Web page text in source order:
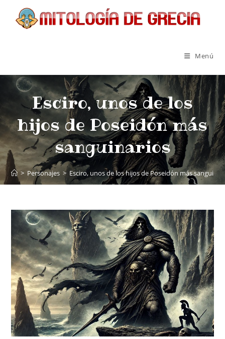
Menú
Esciro, unos de los
hijos de Poseidón más
sanguinarios
> Personajes > Esciro, unos de los hijos de Poseidón más